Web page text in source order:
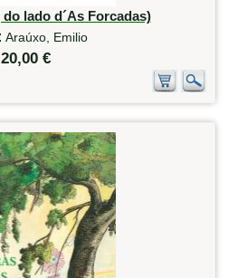
lado d´As Forcadas)
Araúxo, Emilio
20,00 €